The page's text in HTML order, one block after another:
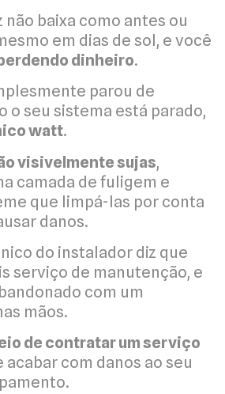
não baixa como antes ou
em dias de sol, e você
dinheiro.
parou de
o seu sistema está parado,
watt.
visivelmente sujas,
camada de fuligem e
que limpá-las por conta
danos.
do instalador diz que
serviço de manutenção, e
com um
mãos.
de contratar um serviço
acabar com danos ao seu